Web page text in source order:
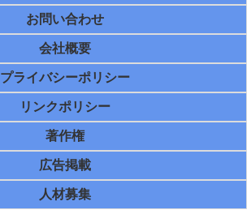
お問い合わせ
会社概要
プライバシーポリシー
リンクポリシー
著作権
広告掲載
人材募集